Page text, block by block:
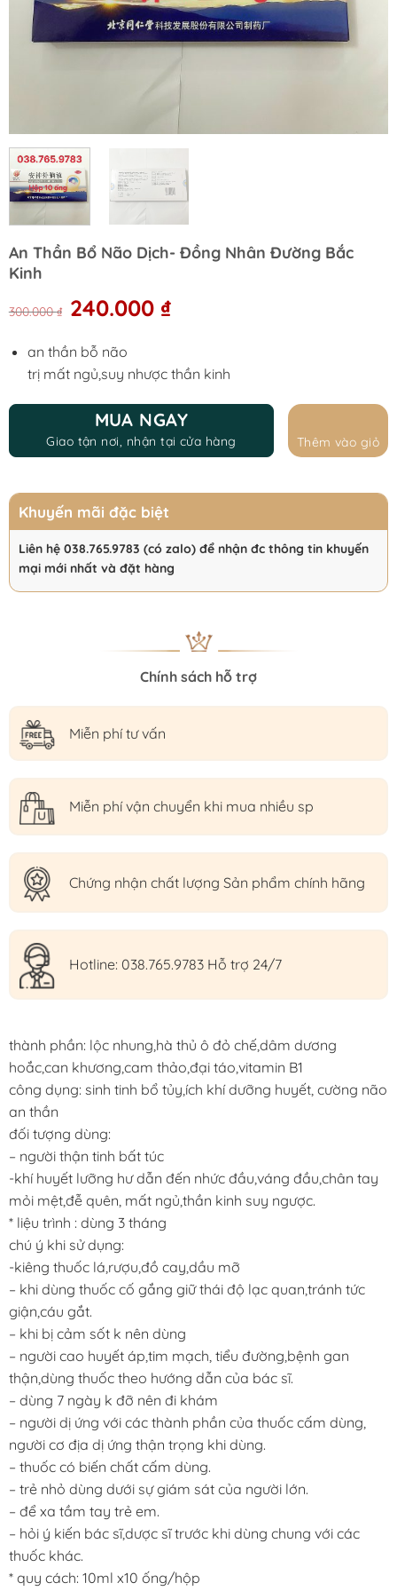
An Thần Bổ Não Dịch- Đồng Nhân Đường Bắc
Kinh
300.000₫ Original
price
300.000 ₫.
240.000 ₫Current
an thần bỗ não
trị mất ngủ,suy nhược thần kinh
MUA NGAY
Giao tận nơi, nhận tại cửa hàng Thêm vào giỏ
Khuyến mãi đặc biệt
Liên hệ 038.765.9783 (có zalo) để nhận đc thông tin khuyến
mại mới nhất và đặt hàng
Chính sách hỗ trợ
Miễn phí tư vấn
Miễn phí vận chuyển khi mua nhiều sp
Chứng nhận chất lượng Sản phẩm chính hãng
Hotline: 038.765.9783 Hỗ trợ 24/7
thành phần: lộc nhung,hà thủ ô đỏ chế,dâm dương
hoắc,can khương,cam thảo,đại táo,vitamin B1
công dụng: sinh tinh bổ tủy,ích khí dưỡng huyết, cường não
an thần
đối tượng dùng:
– người thận tinh bất túc
-khí huyết lưỡng hư dẫn đến nhức đầu,váng đầu,chân tay
mỏi mệt,đễ quên, mất ngủ,thần kinh suy ngược.
* liệu trình : dùng 3 tháng
chú ý khi sử dụng:
-kiêng thuốc lá,rượu,đồ cay,dầu mỡ
– khi dùng thuốc cố gắng giữ thái độ lạc quan,tránh tức
giận,cáu gắt.
– khi bị cảm sốt k nên dùng
– người cao huyết áp,tim mạch, tiểu đường,bệnh gan
thận,dùng thuốc theo hướng dẫn của bác sĩ.
– dùng 7 ngày k đỡ nên đi khám
– người dị ứng với các thành phần của thuốc cấm dùng,
người cơ địa dị ứng thận trọng khi dùng.
– thuốc có biến chất cấm dùng.
– trẻ nhỏ dùng dưới sự giám sát của người lớn.
– để xa tầm tay trẻ em.
– hỏi ý kiến bác sĩ,dược sĩ trước khi dùng chung với các
thuốc khác.
* quy cách: 10ml x10 ống/hộp